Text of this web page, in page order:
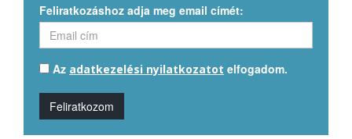
Feliratkozáshoz adja meg email címét:
Az adatkezelési nyilatkozatot elfogadom.
Feliratkozom